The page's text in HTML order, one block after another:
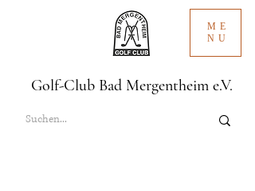
ME
NU
Golf-Club Bad Mergentheim e.V.